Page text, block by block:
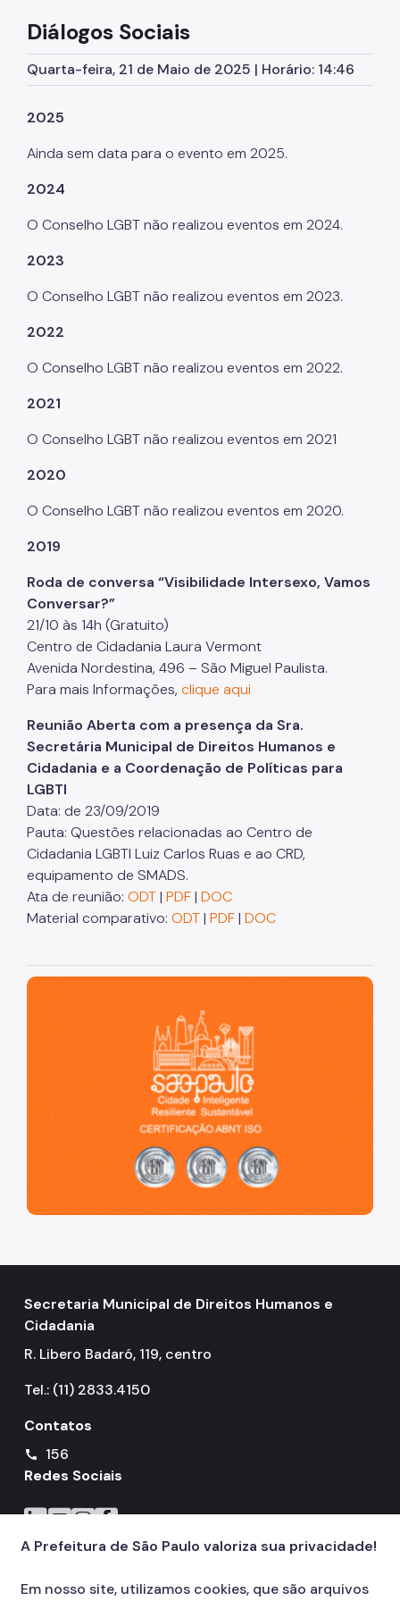
Igualdade Racial
Imigrantes e Trabalho Decente
Juventude
LGBTI+
Mulheres
Ouvidoria de Direitos Humanos
Fundo de Abastecimento Alimentar de São Paulo -
FAASP
Fundo Municipal de Combate à Fome - FUMCAF
Fundo Municipal do Idoso - FMID
Adolescente - FUMCAD
Imprensa
Assessoria de Imprensa
Notícias
Painel da Rede de Direitos Humanos
Sobre Direitos Humanos
Links Úteis
Proteção de Dados Pessoais e Privacidade
Diálogos Sociais
Quarta-feira, 21 de Maio de 2025 | Horário: 14:46
2025
Ainda sem data para o evento em 2025.
2024
O Conselho LGBT não realizou eventos em 2024.
2023
O Conselho LGBT não realizou eventos em 2023.
2022
O Conselho LGBT não realizou eventos em 2022.
2021
O Conselho LGBT não realizou eventos em 2021
2020
O Conselho LGBT não realizou eventos em 2020.
2019
Roda de conversa “Visibilidade Intersexo, Vamos
Conversar?”
21/10 às 14h (Gratuito)
Centro de Cidadania Laura Vermont
Avenida Nordestina, 496 – São Miguel Paulista.
Para mais Informações, clique aqui
Reunião Aberta com a presença da Sra.
Secretária Municipal de Direitos Humanos e
Cidadania e a Coordenação de Políticas para
LGBTI
Data: de 23/09/2019
Pauta: Questões relacionadas ao Centro de
Cidadania LGBTI Luiz Carlos Ruas e ao CRD,
equipamento de SMADS.
Ata de reunião: ODT| PDF| DOC
Material comparativo: ODT| PDF| DOC
São Paulo, cidade inteligente, resiliente e sustentável
Secretaria Municipal de Direitos Humanos e
Cidadania
R. Libero Badaró, 119, centro
Tel.: (11) 2833.4150
Contatos
call
156
Redes Sociais
Icone do LinkedIn
Icone do YouTube
Icone do Instagram
Icone do Facebook
A Prefeitura de São Paulo valoriza sua privacidade!
Em nosso site, utilizamos cookies, que são arquivos